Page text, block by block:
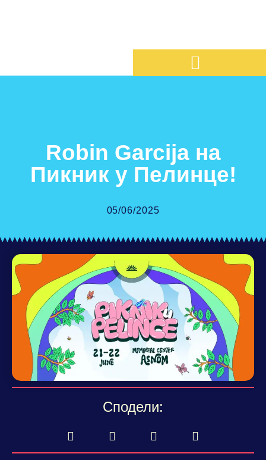
Robin Garcija на
Пикник у Пелинце!
05/06/2025
Сподели: